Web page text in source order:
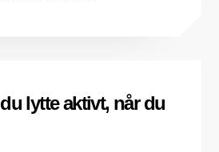
lytte aktivt, når du